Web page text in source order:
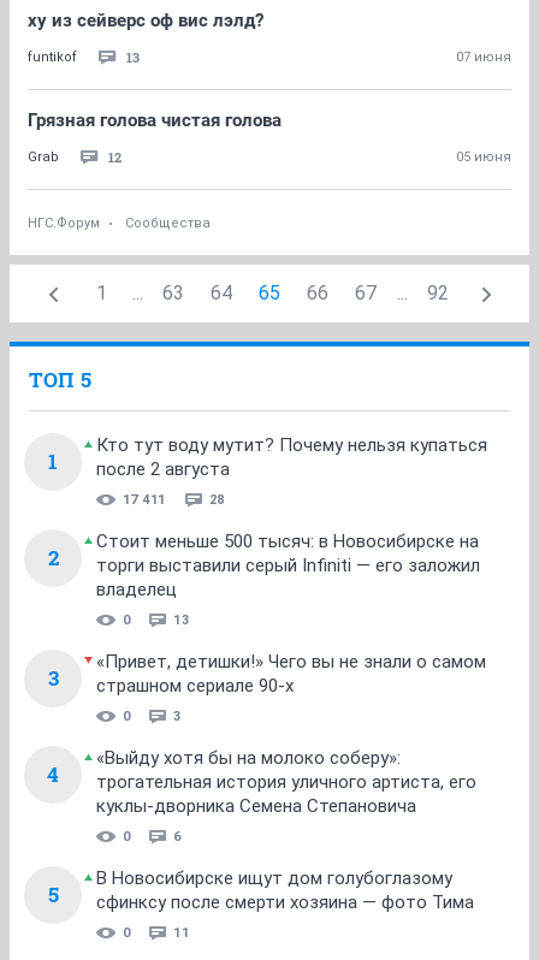
ху из сейверс оф вис лэлд?
funtikof 13 07 июня
Грязная голова чистая голова
Grab 12 05 июня
НГС.Форум Сообщества
1 ... 63 64 65 66 67 ... 92
ТОП 5
1
Кто тут воду мутит? Почему нельзя купаться
после 2 августа
17 411 28
2
Стоит меньше 500 тысяч: в Новосибирске на
торги выставили серый Infiniti — его заложил
владелец
0 13
3
«Привет, детишки!» Чего вы не знали о самом
страшном сериале 90-х
0 3
4
«Выйду хотя бы на молоко соберу»:
трогательная история уличного артиста, его
куклы-дворника Семена Степановича
0 6
5
В Новосибирске ищут дом голубоглазому
сфинксу после смерти хозяина — фото Тима
0 11